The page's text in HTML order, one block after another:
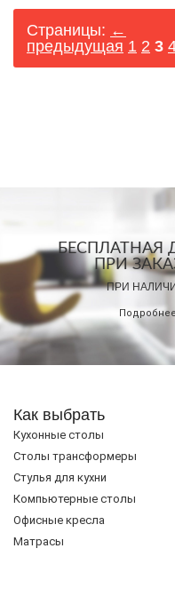
Страницы: ←
предыдущая 1 2 3
БЕСПЛАТНАЯ
ПРИ
ПРИ
Как выбрать
Кухонные столы
Cтолы трансформеры
Стулья для кухни
Компьютерные столы
Офисные кресла
Матрасы